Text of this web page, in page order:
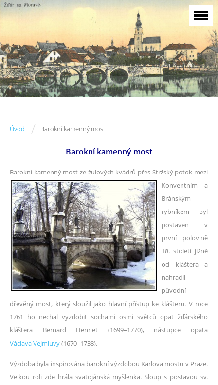
Úvod / Barokní kamenný most
Barokní kamenný most
Barokní kamenný most ze žulových kvádrů přes Stržský potok mezi
Konventním a
Bránským
rybníkem byl
postaven v
první polovině
18. století jižně
od kláštera a
nahradil
původní
dřevěný most, který sloužil jako hlavní přístup ke klášteru. V roce
1761 ho nechal vyzdobit sochami osmi světců opat žďárského
kláštera Bernard Hennet (1699–1770), nástupce opata
Václava Vejmluvy(1670–1738).
Výzdoba byla inspirována barokní výzdobou Karlova mostu v Praze.
Velkou roli zde hrála svatojánská myšlenka. Sloup s postavou sv.